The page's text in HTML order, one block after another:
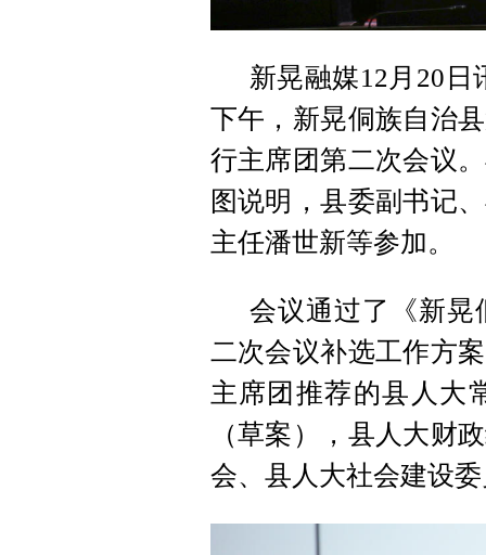
新晃融媒12月20日
下午，新晃侗族自治
行主席团第二次会议
图说明，县委副书记
主任潘世新等参加。
会议通过了《新晃
二次会议补选工作方
主席团推荐的县人大
（草案），县人大财
会、县人大社会建设